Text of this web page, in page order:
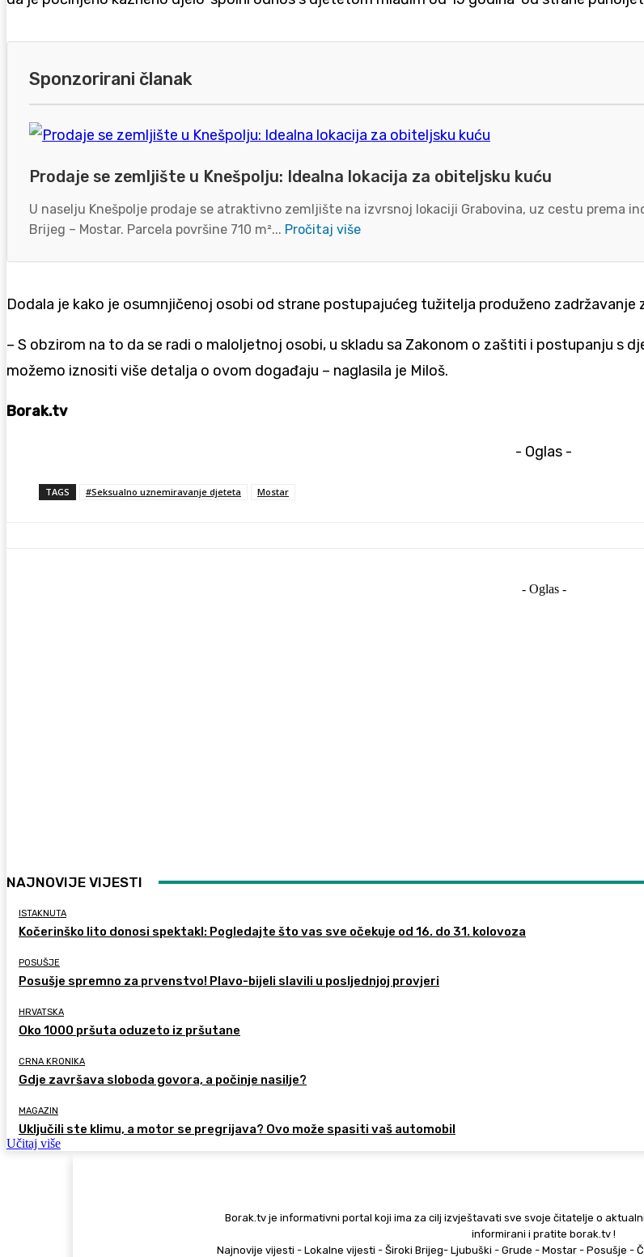
Sponzorirani članak
Prodaje se zemljište u Knešpolju: Idealna lokacija za obiteljsku kuću
U naselju Knešpolje prodaje se atraktivno zemljište na izvrsnoj lokaciji Grabovina, uz cestu prema
Brijeg – Mostar. Parcela površine 710 m²... Pročitaj više
Dodala je kako je osumnjičenoj osobi od strane postupajućeg tužitelja produženo zadržavanje
– S obzirom na to da se radi o maloljetnoj osobi, u skladu sa Zakonom o zaštiti i postupanju s
možemo iznositi više detalja o ovom događaju – naglasila je Miloš.
Borak.tv
- Oglas -
TAGS #Seksualno uznemiravanje djeteta Mostar
- Oglas -
NAJNOVIJE VIJESTI
ISTAKNUTA
Kočerinško lito donosi spektakl: Pogledajte što vas sve očekuje od 16. do 31. kolovoza
POSUŠJE
Posušje spremno za prvenstvo! Plavo-bijeli slavili u posljednjoj provjeri
HRVATSKA
Oko 1000 pršuta oduzeto iz pršutane
CRNA KRONIKA
Gdje završava sloboda govora, a počinje nasilje?
MAGAZIN
Uključili ste klimu, a motor se pregrijava? Ovo može spasiti vaš automobil
Učitaj više
Borak.tv je informativni portal koji ima za cilj izvještavati sve svoje čitatelje o
informirani i pratite borak.tv !
Najnovije vijesti - Lokalne vijesti - Široki Brijeg- Ljubuški - Grude - Mostar - Posušje -